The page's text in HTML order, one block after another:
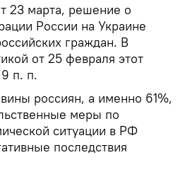
марта, решение о
России на Украине
граждан. В
от 25 февраля этот
п. п.
россиян, а именно 61%,
меры по
ситуации в РФ
последствия